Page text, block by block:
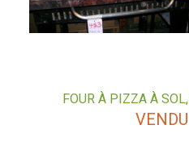
FOUR À PIZZA À SOL,
VENDU